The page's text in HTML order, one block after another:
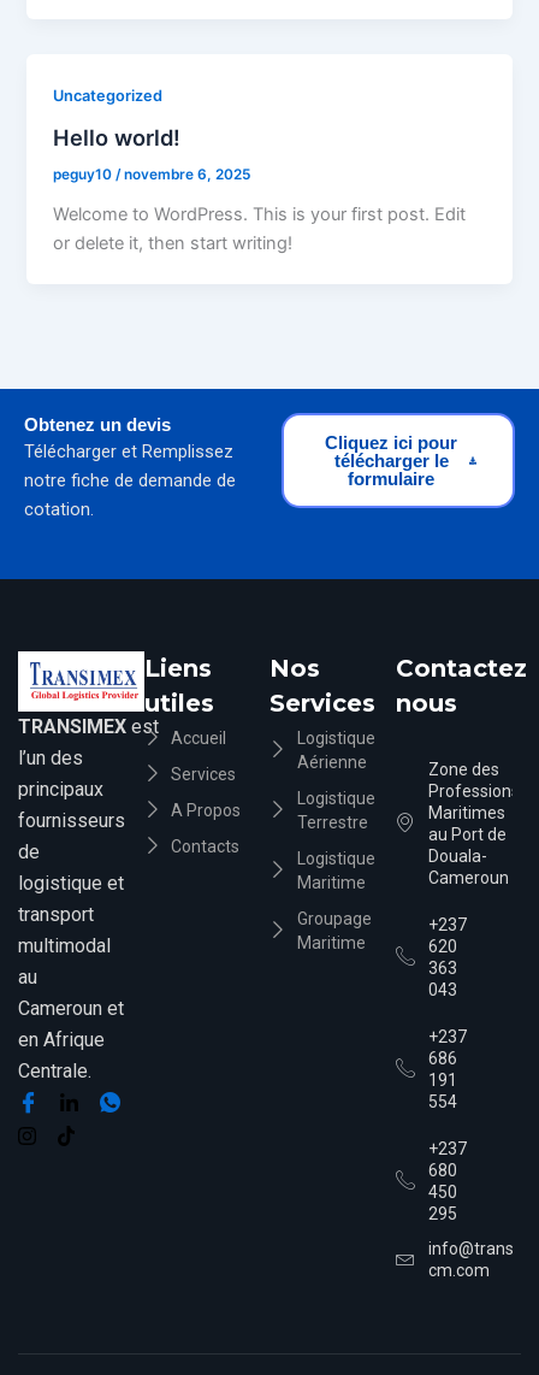
Uncategorized
Hello world!
peguy10/novembre 6, 2025
Welcome to WordPress. This is your first post. Edit
or delete it, then start writing!
Cliquez ici pour
télécharger le
formulaire
Obtenez un devis
Télécharger et Remplissez
notre fiche de demande de
cotation.
TRANSIMEX est
l’un des
principaux
fournisseurs
de
logistique et
transport
multimodal
au
Cameroun et
en Afrique
Centrale.
Liens
utiles
Accueil
Services
A Propos
Contacts
Nos
Services
Logistique
Aérienne
Logistique
Terrestre
Logistique
Maritime
Groupage
Maritime
Contactez
nous
Zone des
Professions
Maritimes
au Port de
Douala-
Cameroun
+237
620
363
043
+237
686
191
554
+237
680
450
295
cm.com